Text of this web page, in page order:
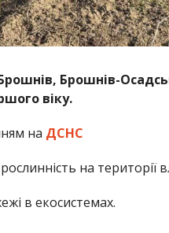
Брошнів-
віку.
на ДСНС
на території
в екосистемах.